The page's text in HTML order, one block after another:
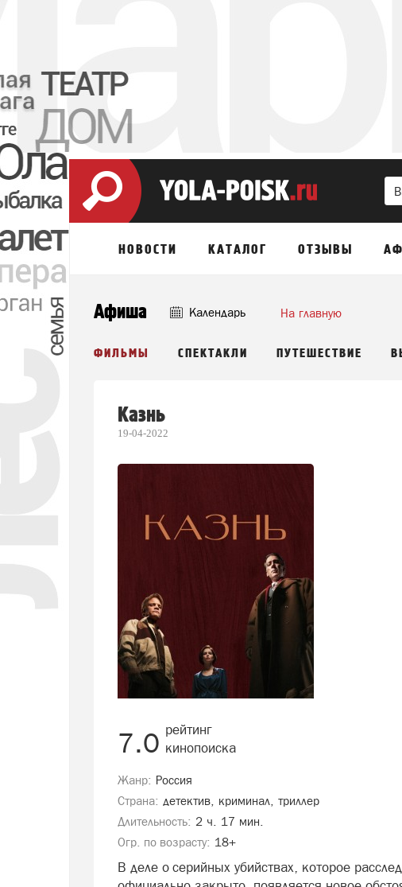
НОВОСТИ КАТАЛОГ ОТЗЫВЫ
Афиша Календарь На главную
ФИЛЬМЫ СПЕКТАКЛИ ПУТЕШЕСТВИЕ
Казнь
19-04-2022
7.0 рейтинг
кинопоиска
Жанр: Россия
Страна: детектив, криминал, триллер
Длительность: 2 ч. 17 мин.
Огр. по возрасту: 18+
В деле о серийных убийствах, которое